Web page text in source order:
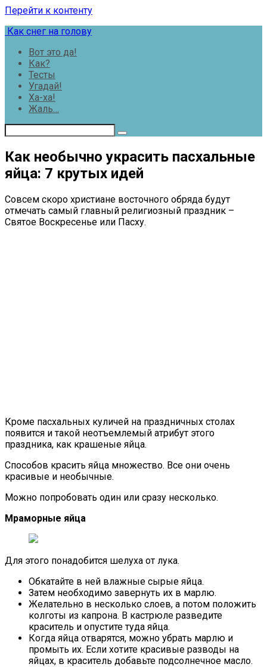
Перейти к контенту
Как снег на голову
Вот это да!
Как?
Тесты
Угадай!
Ха-ха!
Жаль…
Как необычно украсить пасхальные
яйца: 7 крутых идей
Совсем скоро христиане восточного обряда будут
отмечать самый главный религиозный праздник –
Святое Воскресенье или Пасху.
Кроме пасхальных куличей на праздничных столах
появится и такой неотъемлемый атрибут этого
праздника, как крашеные яйца.
Способов красить яйца множество. Все они очень
красивые и необычные.
Можно попробовать один или сразу несколько.
Мраморные яйца
Для этого понадобится шелуха от лука.
Обкатайте в ней влажные сырые яйца.
Затем необходимо завернуть их в марлю.
Желательно в несколько слоев, а потом положить
колготы из капрона. В кастрюле разведите
краситель и опустите туда яйца.
Когда яйца отварятся, можно убрать марлю и
промыть их. Если хотите красивые разводы на
яйцах, в краситель добавьте подсолнечное масло.